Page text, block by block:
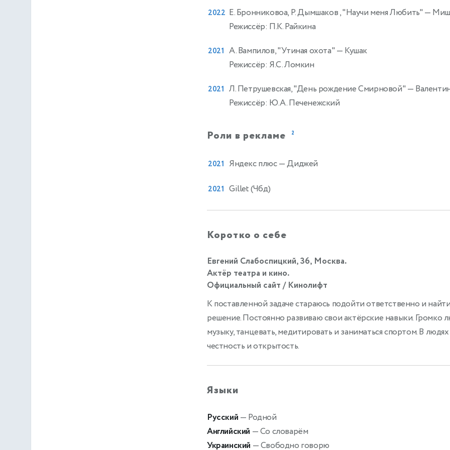
2022 Е. Бронниковоа, Р. Дымшаков , "Научи меня Любить" —
Режиссёр: П.К. Райкина
2021 А. Вампилов, "Утиная охота" — Кушак
Режиссёр: Я.С. Ломкин
2021 Л. Петрушевская, "День рождение Смирновой" —
Режиссёр: Ю.А. Печенежский
Роли в рекламе 2
2021 Яндекс плюс— Диджей
2021 Gillet (Чбд)
Коротко о себе
Евгений Слабоспицкий, 36, Москва.
Актёр театра и кино.
Официальный сайт / Кинолифт
К поставленной задаче стараюсь подойти ответственно и
решение. Постоянно развиваю свои актёрские навыки. Громко
музыку, танцевать, медитировать и заниматься спортом. В
честность и открытость.
Языки
Русский — Родной
Английский — Со словарём
Украинский — Свободно говорю